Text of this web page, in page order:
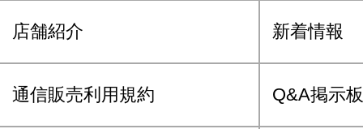
店舗紹介 新着情報
通信販売利用規約 Q&A掲示板